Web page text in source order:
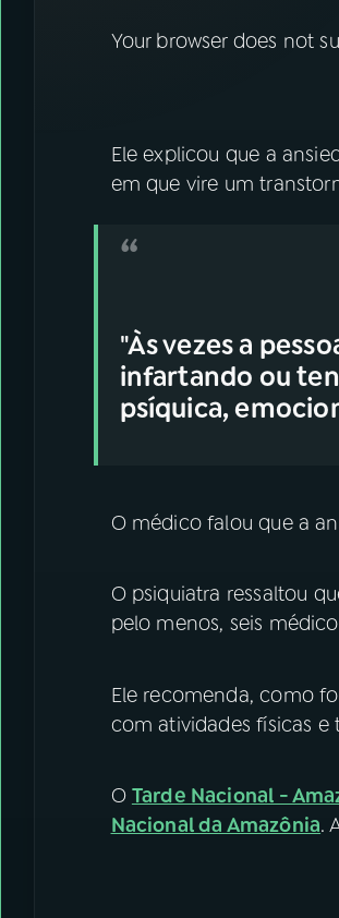
Your browser does not
Ele explicou que a
em que vire um
"Às vezes a
infartando ou
psíquica,
O médico falou que a
O psiquiatra ressaltou
pelo menos, seis
Ele recomenda, como
com atividades físicas e
O Tarde Nacional -
Nacional da Amazônia.